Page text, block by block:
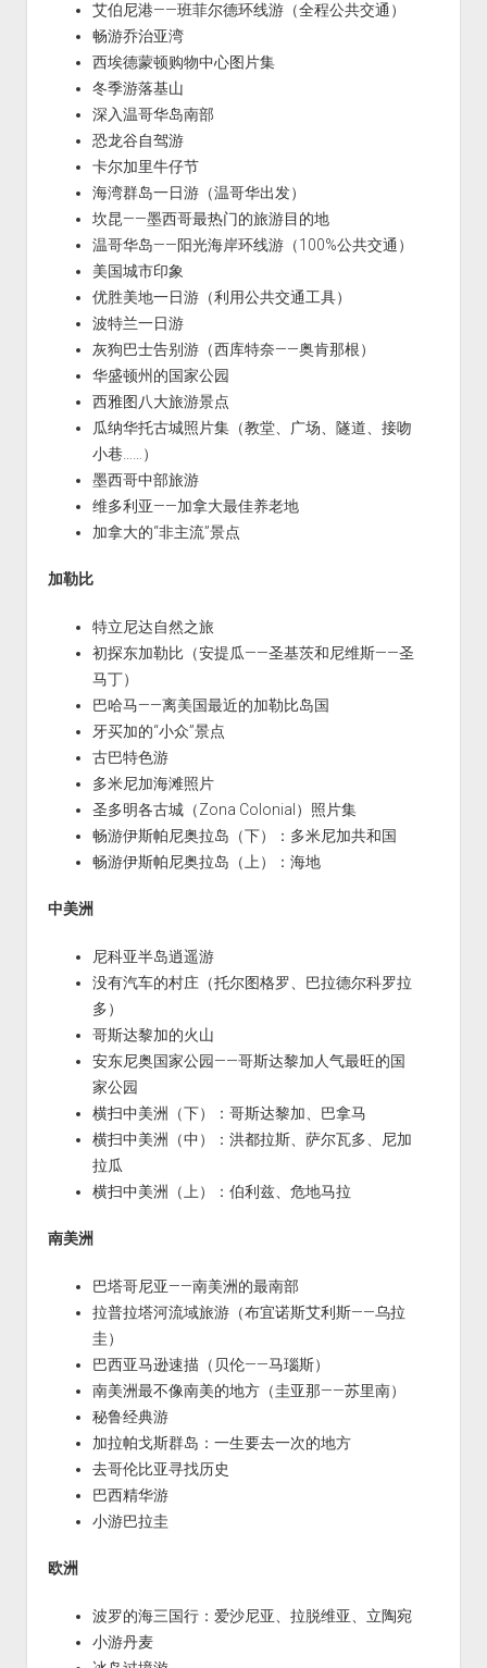
艾伯尼港——班菲尔德环线游（全程公共交通）
畅游乔治亚湾
西埃德蒙顿购物中心图片集
冬季游落基山
深入温哥华岛南部
恐龙谷自驾游
卡尔加里牛仔节
海湾群岛一日游（温哥华出发）
坎昆——墨西哥最热门的旅游目的地
温哥华岛——阳光海岸环线游（100%公共交通）
美国城市印象
优胜美地一日游（利用公共交通工具）
波特兰一日游
灰狗巴士告别游（西库特奈——奥肯那根）
华盛顿州的国家公园
西雅图八大旅游景点
瓜纳华托古城照片集（教堂、广场、隧道、接吻
小巷……）
墨西哥中部旅游
维多利亚——加拿大最佳养老地
加拿大的“非主流”景点
加勒比
特立尼达自然之旅
初探东加勒比（安提瓜——圣基茨和尼维斯——圣
马丁）
巴哈马——离美国最近的加勒比岛国
牙买加的“小众”景点
古巴特色游
多米尼加海滩照片
圣多明各古城（Zona Colonial）照片集
畅游伊斯帕尼奥拉岛（下）：多米尼加共和国
畅游伊斯帕尼奥拉岛（上）：海地
中美洲
尼科亚半岛逍遥游
没有汽车的村庄（托尔图格罗、巴拉德尔科罗拉
多）
哥斯达黎加的火山
安东尼奥国家公园——哥斯达黎加人气最旺的国
家公园
横扫中美洲（下）：哥斯达黎加、巴拿马
横扫中美洲（中）：洪都拉斯、萨尔瓦多、尼加
拉瓜
横扫中美洲（上）：伯利兹、危地马拉
南美洲
巴塔哥尼亚——南美洲的最南部
拉普拉塔河流域旅游（布宜诺斯艾利斯——乌拉
圭）
巴西亚马逊速描（贝伦——马瑙斯）
南美洲最不像南美的地方（圭亚那——苏里南）
秘鲁经典游
加拉帕戈斯群岛：一生要去一次的地方
去哥伦比亚寻找历史
巴西精华游
小游巴拉圭
欧洲
波罗的海三国行：爱沙尼亚、拉脱维亚、立陶宛
小游丹麦